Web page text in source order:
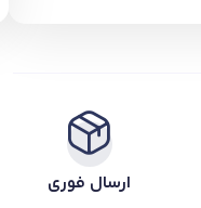
ارسال فوری